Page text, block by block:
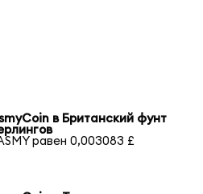
в Британский фунт
равен 0,003083 £